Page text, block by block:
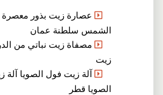
عصارة زيت بذور معصرة
الشمس سلطنة عمان
مصفاة زيت نباتي من
زيت
آلة زيت فول الصويا آلة
الصويا قطر